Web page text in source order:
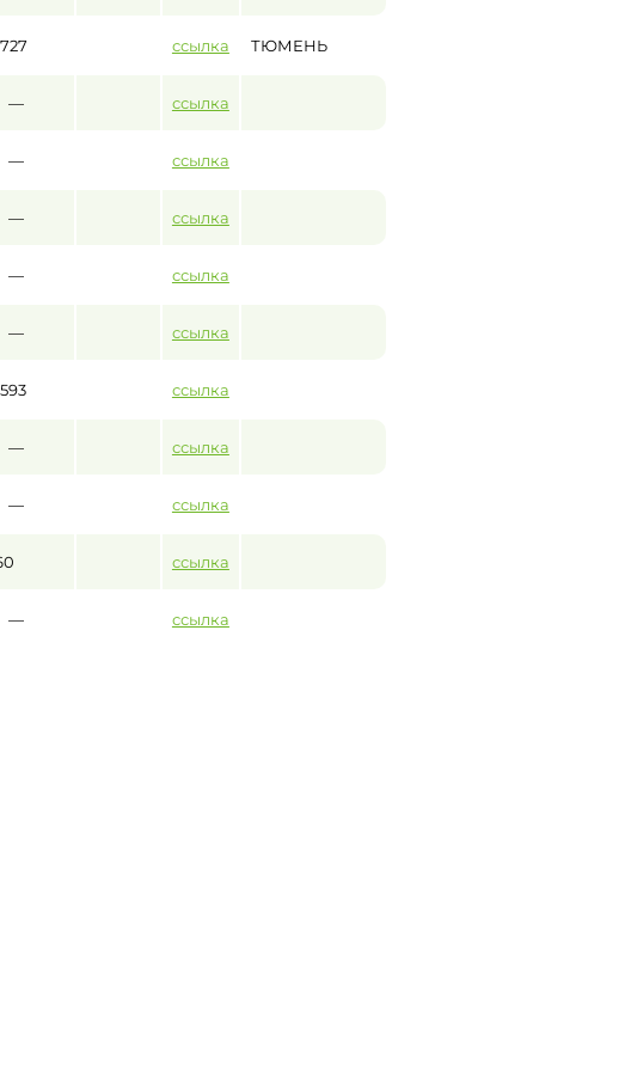
ссылка ТЮМЕНЬ
— ссылка
— ссылка
— ссылка
— ссылка
— ссылка
ссылка
— ссылка
— ссылка
ссылка
— ссылка